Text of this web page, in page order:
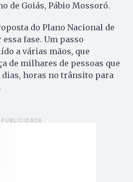
de Goiás, Pábio Mossoró.
do Plano Nacional de
fase. Um passo
a várias mãos, que
de milhares de pessoas que
horas no trânsito para